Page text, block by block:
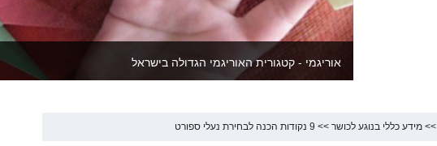
יצירה לילדים ולמבוגרים - באתר מדריכי יצירה שידהימו אתכם מחדש כל פעם
>> מידע כללי בנוגע לכושר >> 9 נקודות הכנה לבחירת נעלי ספורט